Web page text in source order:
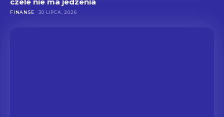
czele nie ma jedzenia
FINANSE 30 LIPCA, 2026